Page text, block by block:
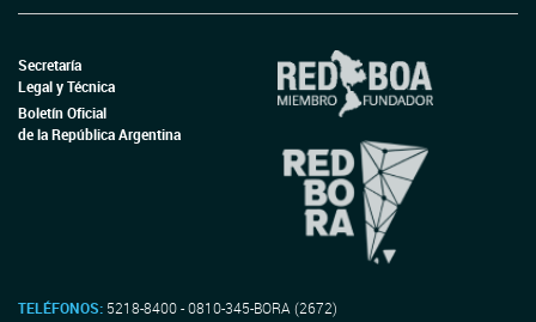
Secretaría
Legal y Técnica
Boletín Oficial
de la República Argentina
TELÉFONOS: 5218-8400 - 0810-345-BORA (2672)